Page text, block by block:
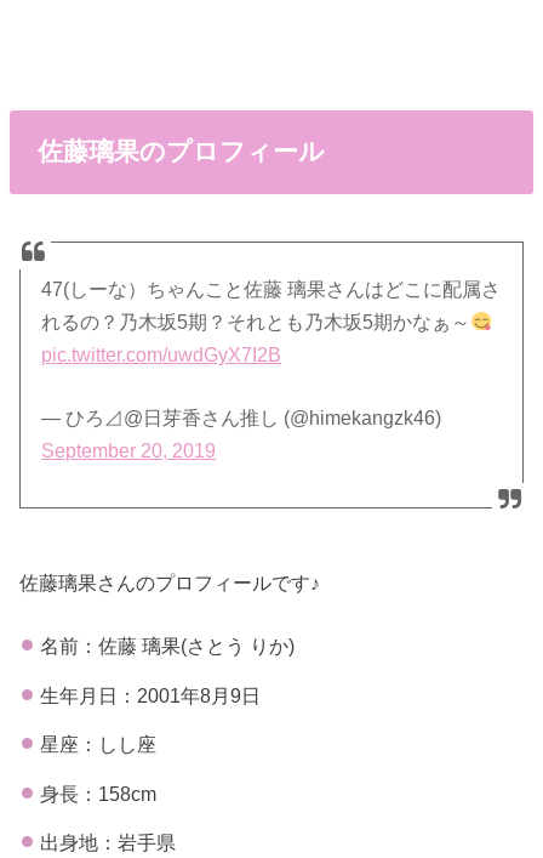
佐藤璃果のプロフィール
47(しーな）ちゃんこと佐藤 璃果さんはどこに配属さ
れるの？乃木坂5期？それとも乃木坂5期かなぁ～
pic.twitter.com/uwdGyX7I2B
— ひろ⊿@日芽香さん推し (@himekangzk46)
September 20, 2019
佐藤璃果さんのプロフィールです♪
名前：佐藤 璃果(さとう りか)
生年月日：2001年8月9日
星座：しし座
身長：158cm
出身地：岩手県